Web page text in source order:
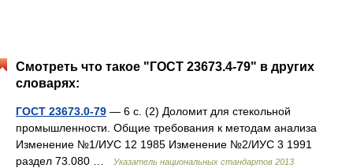
Смотреть что такое "ГОСТ 23673.4-79" в других
словарях:
ГОСТ 23673.0-79 — 6 с. (2) Доломит для стекольной
промышленности. Общие требования к методам анализа
Изменение №1/ИУС 12 1985 Изменение №2/ИУС 3 1991
раздел 73.080 …
Указатель национальных стандартов 2013